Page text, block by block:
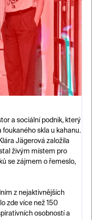
a sociální podnik, který
skla u kahanu.
Jägerová založila
živým místem pro
se zájmem o řemeslo,
z nejaktivnějších
zde více než 150
osobností a